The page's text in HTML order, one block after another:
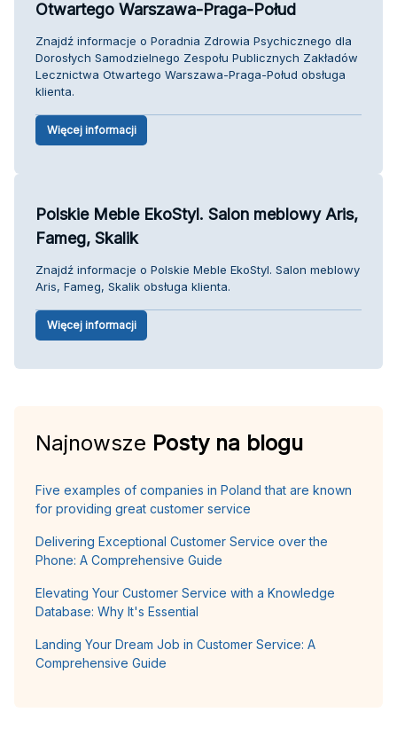
Otwartego Warszawa-Praga-Połud
Znajdź informacje o Poradnia Zdrowia Psychicznego dla
Dorosłych Samodzielnego Zespołu Publicznych Zakładów
Lecznictwa Otwartego Warszawa-Praga-Połud obsługa
klienta.
Więcej informacji
Polskie Meble EkoStyl. Salon meblowy Aris,
Fameg, Skalik
Znajdź informacje o Polskie Meble EkoStyl. Salon meblowy
Aris, Fameg, Skalik obsługa klienta.
Więcej informacji
Najnowsze Posty na blogu
Five examples of companies in Poland that are known
for providing great customer service
Delivering Exceptional Customer Service over the
Phone: A Comprehensive Guide
Elevating Your Customer Service with a Knowledge
Database: Why It's Essential
Landing Your Dream Job in Customer Service: A
Comprehensive Guide